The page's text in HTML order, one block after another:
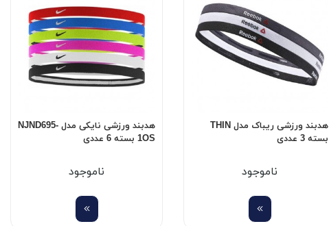
هدبند ورزشی ریباک مدل THIN
بسته 3 عددی
ناموجود
هدبند ورزشی نایکی مدل NJND695-
1OS بسته 6 عددی
ناموجود